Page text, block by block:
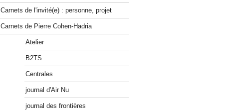
Carnets de l'invité(e) : personne, projet
Carnets de Pierre Cohen-Hadria
Atelier
B2TS
Centrales
journal d'Air Nu
journal des frontières